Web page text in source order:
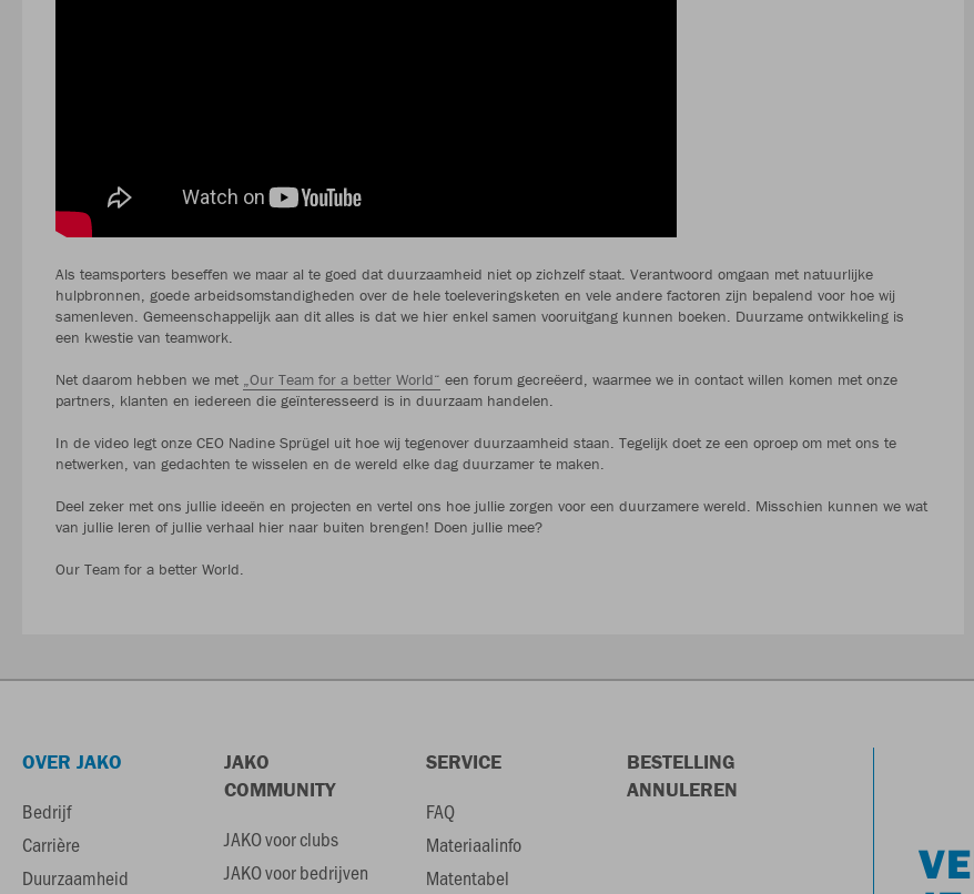
Als teamsporters beseffen we maar al te goed dat duurzaamheid niet op zichzelf staat. Verantwoord omgaan met natuurlijke
hulpbronnen, goede arbeidsomstandigheden over de hele toeleveringsketen en vele andere factoren zijn bepalend voor hoe wij
samenleven. Gemeenschappelijk aan dit alles is dat we hier enkel samen vooruitgang kunnen boeken. Duurzame ontwikkeling is
een kwestie van teamwork.
Net daarom hebben we met „Our Team for a better World“ een forum gecreëerd, waarmee we in contact willen komen met onze
partners, klanten en iedereen die geïnteresseerd is in duurzaam handelen.
In de video legt onze CEO Nadine Sprügel uit hoe wij tegenover duurzaamheid staan. Tegelijk doet ze een oproep om met ons te
netwerken, van gedachten te wisselen en de wereld elke dag duurzamer te maken.
Deel zeker met ons jullie ideeën en projecten en vertel ons hoe jullie zorgen voor een duurzamere wereld. Misschien kunnen we wat
van jullie leren of jullie verhaal hier naar buiten brengen! Doen jullie mee?
Our Team for a better World.
OVER JAKO
Bedrijf
Carrière
Duurzaamheid
JAKO
COMMUNITY
JAKO voor clubs
JAKO voor bedrijven
SERVICE
FAQ
Materiaalinfo
Matentabel
BESTELLING
ANNULEREN